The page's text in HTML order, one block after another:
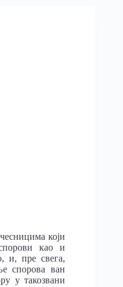
који
као и
и, пре свега,
спорова ван
у такозвани